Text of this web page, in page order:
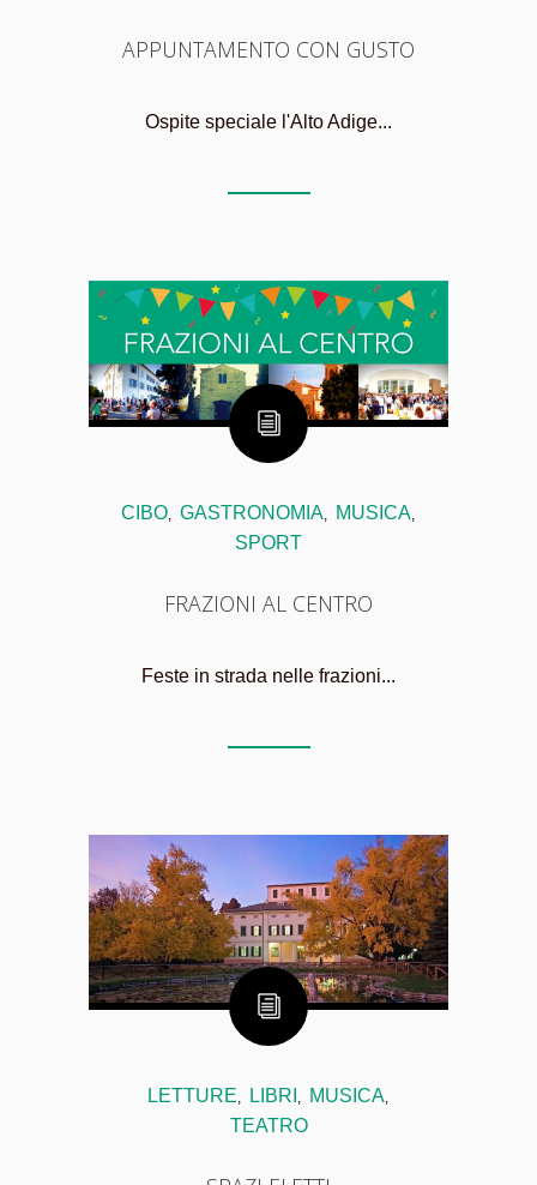
APPUNTAMENTO CON GUSTO
Ospite speciale l'Alto Adige...
CIBO, GASTRONOMIA, MUSICA,
SPORT
FRAZIONI AL CENTRO
Feste in strada nelle frazioni...
LETTURE, LIBRI , MUSICA,
TEATRO